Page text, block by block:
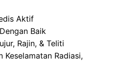
Aktif
Baik
Rajin, & Teliti
Keselamatan Radiasi,